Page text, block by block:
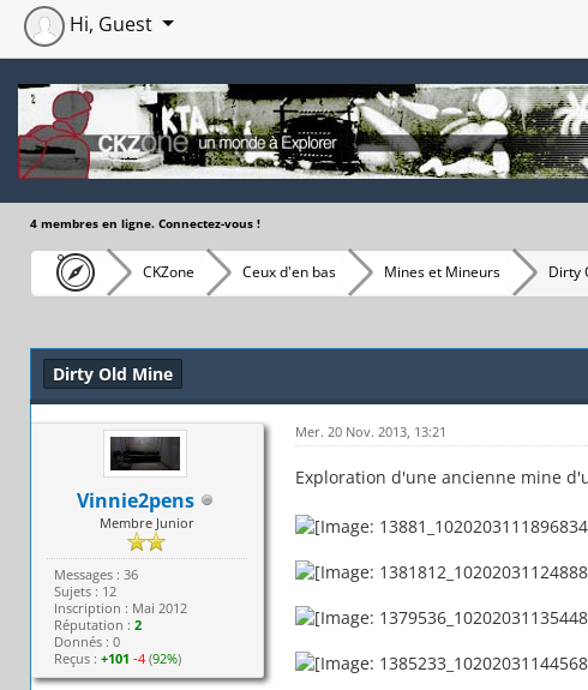
Hi, Guest
4 membres en ligne. Connectez-vous !
CKZone Ceux d'en bas Mines et Mineurs Dirty
Dirty Old Mine
Vinnie2pens
Membre Junior
Messages : 36
Sujets : 12
Inscription : Mai 2012
Réputation : 2
Donnés : 0
Reçus : +101 -4(92%)
Mer. 20 Nov. 2013, 13:21
Exploration d'une ancienne mine